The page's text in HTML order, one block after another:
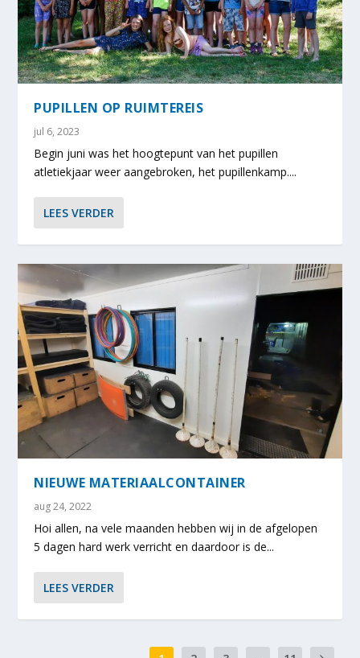
PUPILLEN OP RUIMTEREIS
jul 6, 2023
Begin juni was het hoogtepunt van het pupillen
atletiekjaar weer aangebroken, het pupillenkamp....
LEES VERDER
NIEUWE MATERIAALCONTAINER
aug 24, 2022
Hoi allen, na vele maanden hebben wij in de afgelopen
5 dagen hard werk verricht en daardoor is de...
LEES VERDER